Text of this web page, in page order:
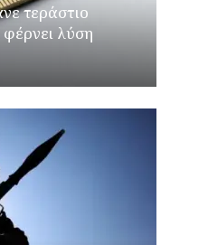
τεράστιο
φέρνει λύση